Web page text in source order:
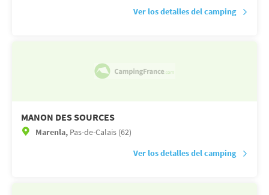
Ver los detalles del camping
MANON DES SOURCES
Marenla, Pas-de-Calais (62)
Ver los detalles del camping